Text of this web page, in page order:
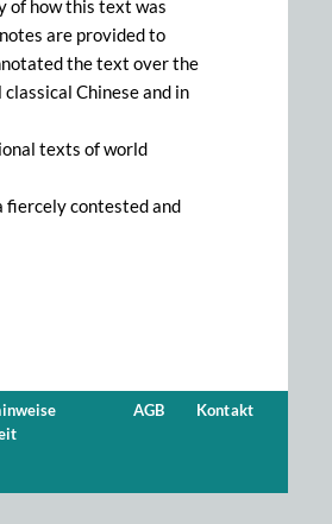
of how this text was
are provided to
the text over the
Chinese and in
texts of world
fiercely contested and
AGB Kontakt